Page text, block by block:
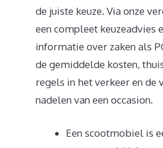
de juiste keuze. Via onze
een compleet keuzeadvies
informatie over zaken als
de gemiddelde kosten,
regels in het verkeer en de
nadelen van een occasion.
Een scootmobiel is